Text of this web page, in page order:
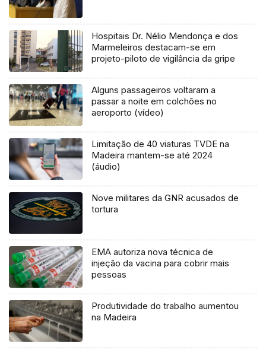
Hospitais Dr. Nélio Mendonça e dos
Marmeleiros destacam-se em
projeto-piloto de vigilância da gripe
Alguns passageiros voltaram a
passar a noite em colchões no
aeroporto (vídeo)
Limitação de 40 viaturas TVDE na
Madeira mantem-se até 2024
(áudio)
Nove militares da GNR acusados de
tortura
EMA autoriza nova técnica de
injeção da vacina para cobrir mais
pessoas
Produtividade do trabalho aumentou
na Madeira